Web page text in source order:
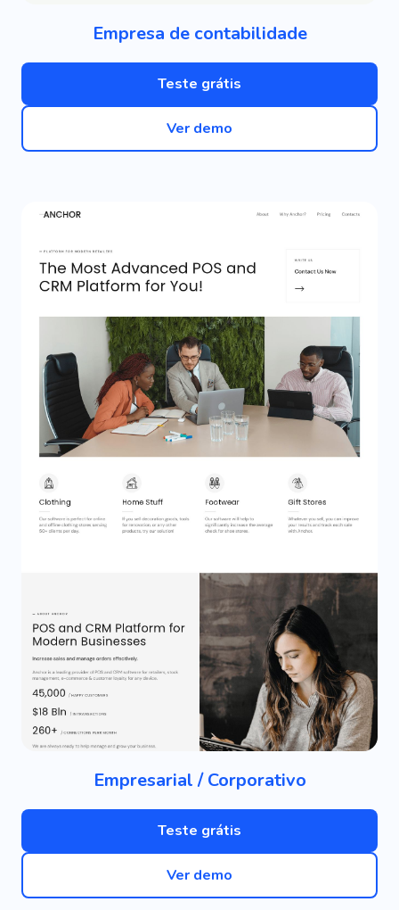
Empresa de contabilidade
Teste grátis
Ver demo
Empresarial / Corporativo
Teste grátis
Ver demo